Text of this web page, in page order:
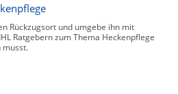
Rückzugsort und umgebe ihn mit
Ratgebern zum Thema Heckenpflege
musst.